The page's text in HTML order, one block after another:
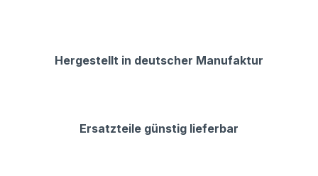
Hergestellt in deutscher Manufaktur
Ersatzteile günstig lieferbar